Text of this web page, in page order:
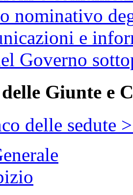
nominativo
e
Governo
Giunte e
delle sedute